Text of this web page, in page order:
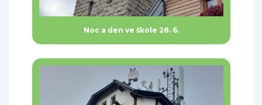
Noc a den ve škole 28. 6.